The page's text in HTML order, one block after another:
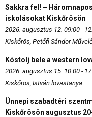
Sakkra fel! –
iskolásokat Kiskőrösön
2026. augusztus 12. 09:00 -
Kiskőrös, Petőfi Sándor
Kóstolj bele a western
2026. augusztus 15. 10:00 -
Kiskőrös, István lovastanya
Ünnepi szabadtéri
Kiskőrösön augusztus